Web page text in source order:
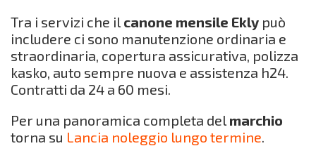
Tra i servizi che il canone mensile Ekly può
includere ci sono manutenzione ordinaria e
straordinaria, copertura assicurativa, polizza
kasko, auto sempre nuova e assistenza h24.
Contratti da 24 a 60 mesi.
Per una panoramica completa del marchio
torna su Lancia noleggio lungo termine.